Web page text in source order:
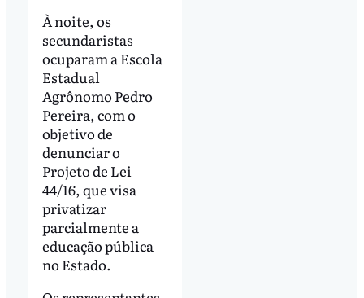
À noite, os
secundaristas
ocuparam a Escola
Estadual
Agrônomo Pedro
Pereira, com o
objetivo de
denunciar o
Projeto de Lei
44/16, que visa
privatizar
parcialmente a
educação pública
no Estado.